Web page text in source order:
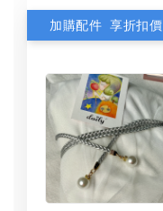
加購配件 享折扣價